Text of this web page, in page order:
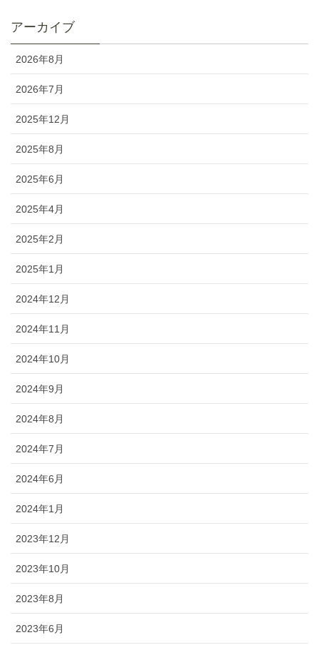
アーカイブ
2026年8月
2026年7月
2025年12月
2025年8月
2025年6月
2025年4月
2025年2月
2025年1月
2024年12月
2024年11月
2024年10月
2024年9月
2024年8月
2024年7月
2024年6月
2024年1月
2023年12月
2023年10月
2023年8月
2023年6月